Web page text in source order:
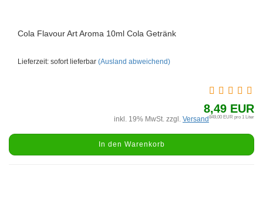
Cola Flavour Art Aroma 10ml Cola Getränk
Lieferzeit: sofort lieferbar (Ausland abweichend)
8,49 EUR
849,00 EUR pro 1 Liter
inkl. 19% MwSt. zzgl. Versand
In den Warenkorb